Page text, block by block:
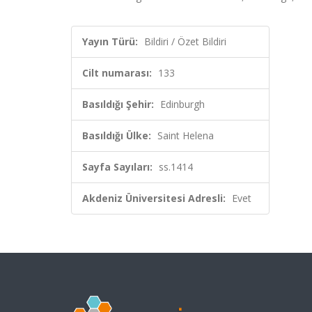
Yayın Türü: Bildiri / Özet Bildiri
Cilt numarası: 133
Basıldığı Şehir: Edinburgh
Basıldığı Ülke: Saint Helena
Sayfa Sayıları: ss.1414
Akdeniz Üniversitesi Adresli: Evet